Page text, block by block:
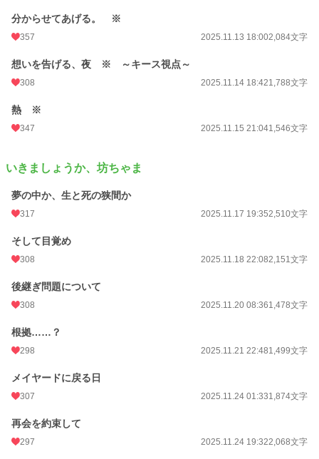
分からせてあげる。 ※
357 2025.11.13 18:002,084文字
想いを告げる、夜 ※ ～キース視点～
308 2025.11.14 18:421,788文字
熱 ※
347 2025.11.15 21:041,546文字
いきましょうか、坊ちゃま
夢の中か、生と死の狭間か
317 2025.11.17 19:352,510文字
そして目覚め
308 2025.11.18 22:082,151文字
後継ぎ問題について
308 2025.11.20 08:361,478文字
根拠……？
298 2025.11.21 22:481,499文字
メイヤードに戻る日
307 2025.11.24 01:331,874文字
再会を約束して
297 2025.11.24 19:322,068文字